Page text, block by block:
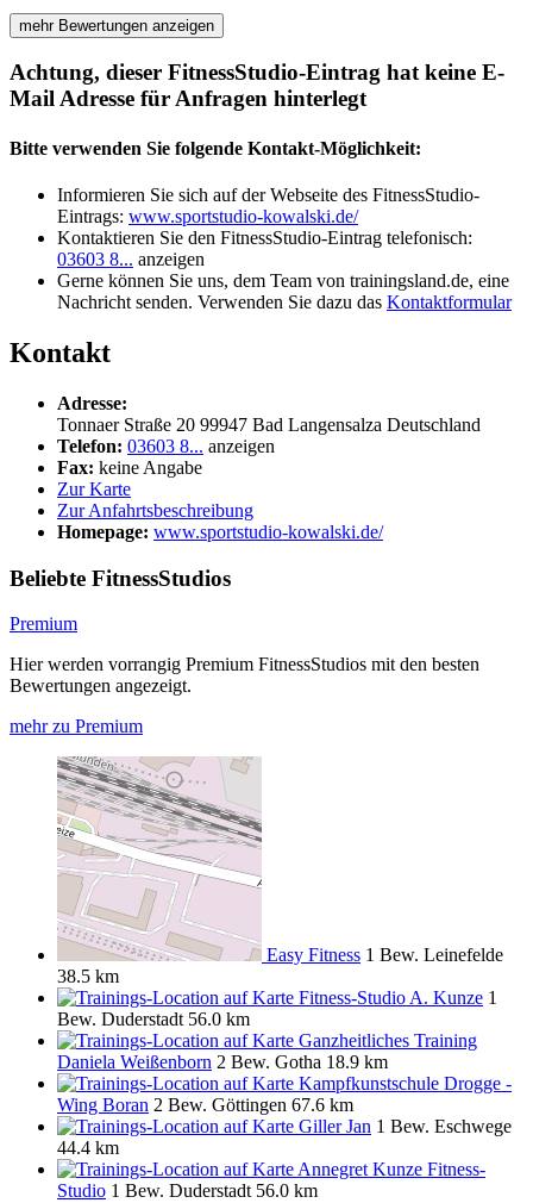
mehr Bewertungen anzeigen
Achtung, dieser FitnessStudio-Eintrag hat keine E-
Mail Adresse für Anfragen hinterlegt
Bitte verwenden Sie folgende Kontakt-Möglichkeit:
Informieren Sie sich auf der Webseite des FitnessStudio-
Eintrags: www.sportstudio-kowalski.de/
Kontaktieren Sie den FitnessStudio-Eintrag telefonisch:
03603 8... anzeigen
Gerne können Sie uns, dem Team von trainingsland.de, eine
Nachricht senden. Verwenden Sie dazu das Kontaktformular
Kontakt
Adresse:
Tonnaer Straße 20 99947 Bad Langensalza Deutschland
Telefon: 03603 8... anzeigen
Fax: keine Angabe
Zur Karte
Zur Anfahrtsbeschreibung
Homepage: www.sportstudio-kowalski.de/
Beliebte FitnessStudios
Premium
Hier werden vorrangig Premium FitnessStudios mit den besten
Bewertungen angezeigt.
mehr zu Premium
Easy Fitness 1 Bew. Leinefelde
38.5 km
Fitness-Studio A. Kunze 1
Bew. Duderstadt 56.0 km
Ganzheitliches Training
Daniela Weißenborn 2 Bew. Gotha 18.9 km
Kampfkunstschule Drogge -
Wing Boran 2 Bew. Göttingen 67.6 km
Giller Jan 1 Bew. Eschwege
44.4 km
Annegret Kunze Fitness-
Studio 1 Bew. Duderstadt 56.0 km